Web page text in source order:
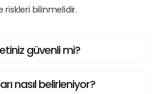
bilinmelidir.
güvenli mi?
nasıl belirleniyor?